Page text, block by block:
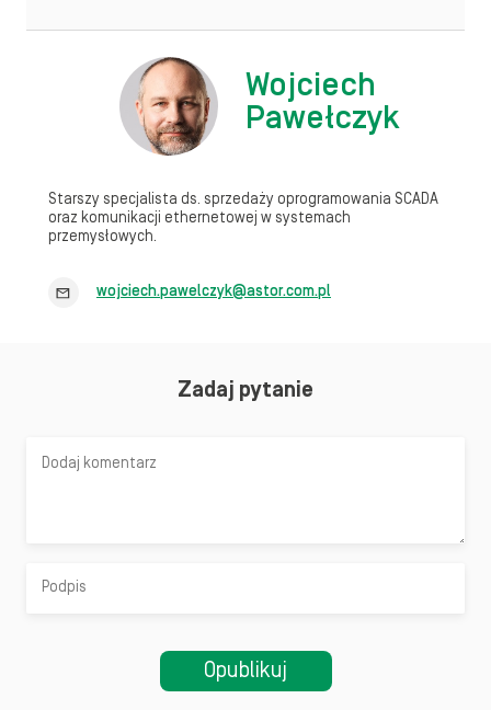
Wojciech
Pawełczyk
Starszy specjalista ds. sprzedaży oprogramowania SCADA
oraz komunikacji ethernetowej w systemach
przemysłowych.
wojciech.pawelczyk@astor.com.pl
Zadaj pytanie